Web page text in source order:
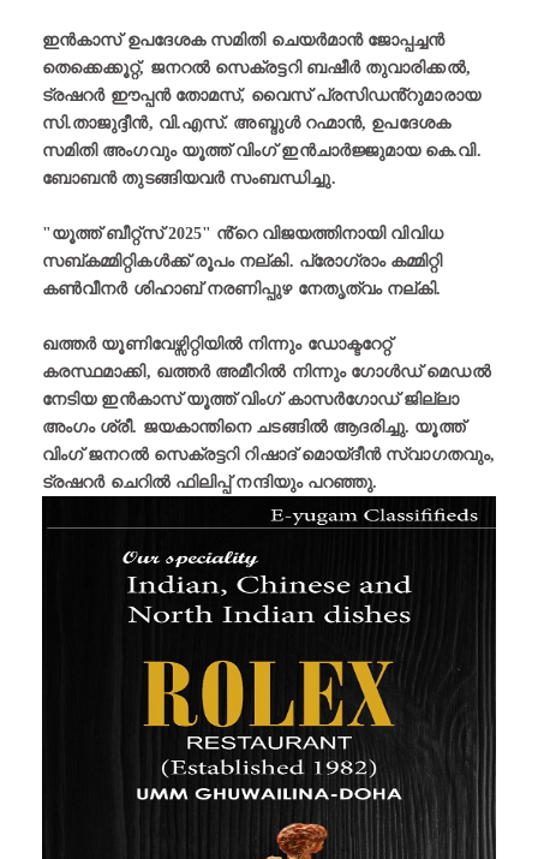
ഇൻകാസ് ഉപദേശക സമിതി ചെയർമാൻ ജോപ്പച്ചൻ
തെക്കെക്കൂറ്റ്, ജനറൽ സെക്രട്ടറി ബഷീർ തുവാരിക്കൽ,
ട്രഷറർ ഈപ്പൻ തോമസ്, വൈസ് പ്രസിഡൻ്റുമാരായ
സി.താജുദ്ദീൻ, വി.എസ്. അബ്ദുൾ റഹ്മാൻ, ഉപദേശക
സമിതി അംഗവും യൂത്ത് വിംഗ് ഇൻചാർജ്ജുമായ കെ.വി.
ബോബൻ തുടങ്ങിയവർ സംബന്ധിച്ചു.
"യൂത്ത് ബീറ്റ്‌സ് 2025" ൻ്റെ വിജയത്തിനായി വിവിധ
സബ്കമ്മിറ്റികൾക്ക് രൂപം നല്കി. പ്രോഗ്രാം കമ്മിറ്റി
കൺവീനർ ശിഹാബ് നരണിപ്പുഴ നേതൃത്വം നല്കി.
ഖത്തർ യൂണിവേഴ്സിറ്റിയിൽ നിന്നും ഡോക്ടറേറ്റ്
കരസ്ഥമാക്കി, ഖത്തർ അമീറിൽ നിന്നും ഗോൾഡ് മെഡൽ
നേടിയ ഇൻകാസ് യൂത്ത് വിംഗ് കാസർഗോഡ് ജില്ലാ
അംഗം ശ്രീ. ജയകാന്തിനെ ചടങ്ങിൽ ആദരിച്ചു. യൂത്ത്
വിംഗ് ജനറൽ സെക്രട്ടറി റിഷാദ് മൊയ്‌ദീൻ സ്വാഗതവും,
ട്രഷറർ ചെറിൽ ഫിലിപ്പ് നന്ദിയും പറഞ്ഞു.